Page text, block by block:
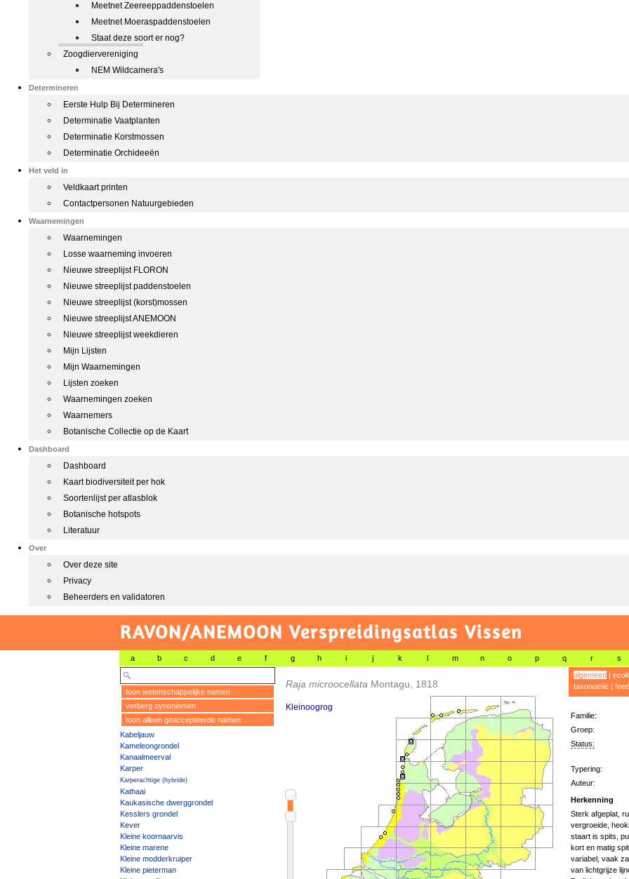
Meetnet Zeereeppaddenstoelen
Meetnet Moeraspaddenstoelen
Staat deze soort er nog?
Zoogdiervereniging
NEM Wildcamera's
Determineren
Eerste Hulp Bij Determineren
Determinatie Vaatplanten
Determinatie Korstmossen
Determinatie Orchideeën
Het veld in
Veldkaart printen
Contactpersonen Natuurgebieden
Waarnemingen
Waarnemingen
Losse waarneming invoeren
Nieuwe streeplijst FLORON
Nieuwe streeplijst paddenstoelen
Nieuwe streeplijst (korst)mossen
Nieuwe streeplijst ANEMOON
Nieuwe streeplijst weekdieren
Mijn Lijsten
Mijn Waarnemingen
Lijsten zoeken
Waarnemingen zoeken
Waarnemers
Botanische Collectie op de Kaart
Dashboard
Dashboard
Kaart biodiversiteit per hok
Soortenlijst per atlasblok
Botanische hotspots
Literatuur
Over
Over deze site
Privacy
Beheerders en validatoren
RAVON/ANEMOON Verspreidingsatlas Vissen
a b c d e f g h i j k l m n o p q r s
toon wetenschappelijke namen
verberg synoniemen
toon alleen geaccepteerde namen
Kabeljauw
Kameleongrondel
Kanaalmeerval
Karper
Karperachtige (hybride)
Kathaai
Kaukasische dwerggrondel
Kesslers grondel
Kever
Kleine koornaarvis
Kleine marene
Kleine modderkruiper
Kleine pieterman
Raja microocellata Montagu, 1818
Kleinoogrog
algemeen|
taxonomie|
Familie:
Groep:
Status:
Typering:
Auteur:
Herkenning
Sterk afgeplat,
vergroeide,
staart is spits,
kort en matig
variabel, vaak
van lichtgrijze